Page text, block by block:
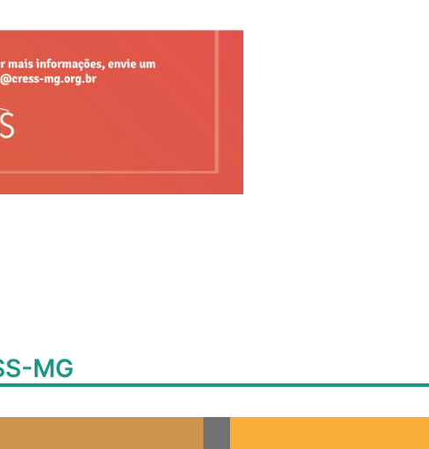
MG